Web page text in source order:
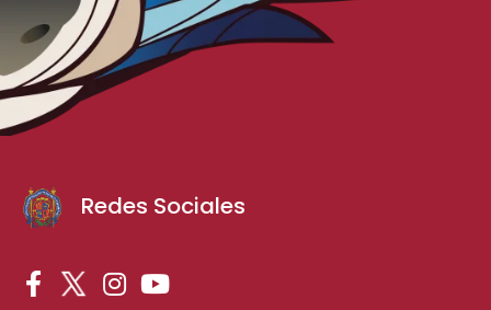
Redes Sociales